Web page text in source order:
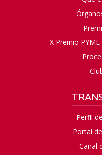
X Premio
Perfil
Portal
Canal